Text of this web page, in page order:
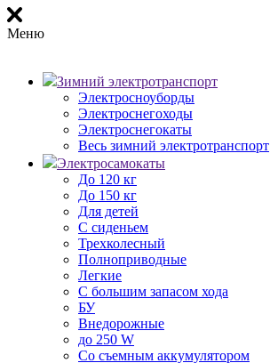
Меню
Зимний электротранспорт
Электросноуборды
Электроснегоходы
Электроснегокаты
Весь зимний электротранспорт
Электросамокаты
До 120 кг
До 150 кг
Для детей
С сиденьем
Трехколесный
Полноприводные
Легкие
С большим запасом хода
БУ
Внедорожные
до 250 W
Со съемным аккумулятором